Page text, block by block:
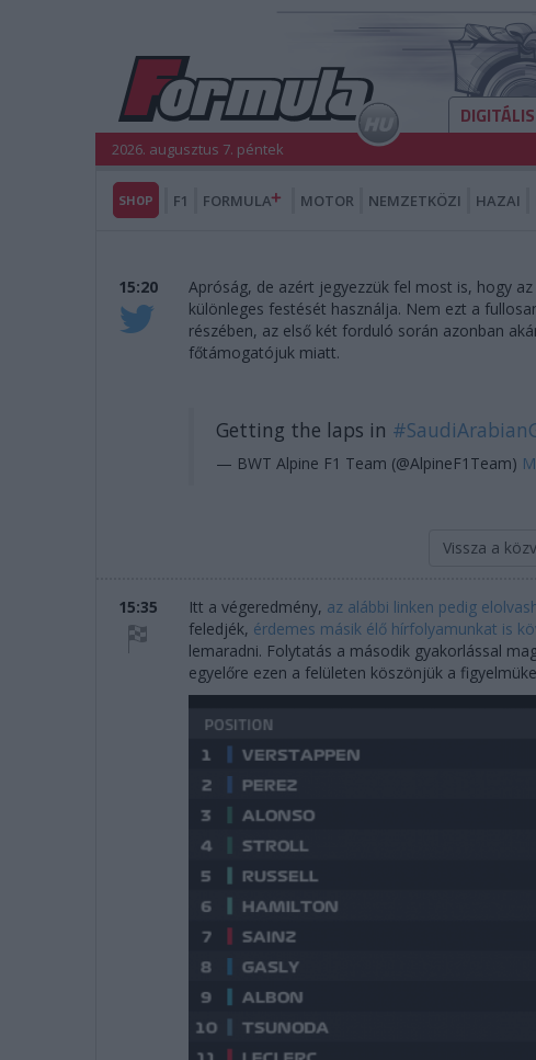
2026. augusztus 7. péntek
SHOP F1 FORMULA MOTOR NEMZETKÖZI HAZAI
15:20
Apróság, de azért jegyezzük fel most is, hogy
különleges festését használja. Nem ezt a
részében, az első két forduló során azonban
főtámogatójuk miatt.
Getting the laps in
— BWT Alpine F1 Team (@AlpineF1Team)
Vissza a
15:35 Itt a végeredmény, az alábbi linken pedig
feledjék, érdemes másik élő hírfolyamunkat is
lemaradni. Folytatás a második gyakorlással
egyelőre ezen a felületen köszönjük a